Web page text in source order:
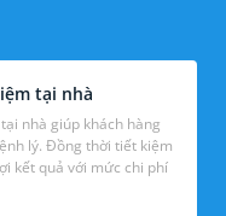
tại nhà
nhà giúp khách hàng
lý. Đồng thời tiết kiệm